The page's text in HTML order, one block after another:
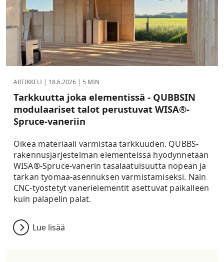
ARTIKKELI | 18.6.2026 | 5 MIN
Tarkkuutta joka elementissä - QUBBSIN
modulaariset talot perustuvat WISA®-
Spruce-vaneriin
Oikea materiaali varmistaa tarkkuuden. QUBBS-
rakennusjärjestelmän elementeissä hyödynnetään
WISA®-Spruce-vanerin tasalaatuisuutta nopean ja
tarkan työmaa-asennuksen varmistamiseksi. Näin
CNC-työstetyt vanerielementit asettuvat paikalleen
kuin palapelin palat.
Lue lisää